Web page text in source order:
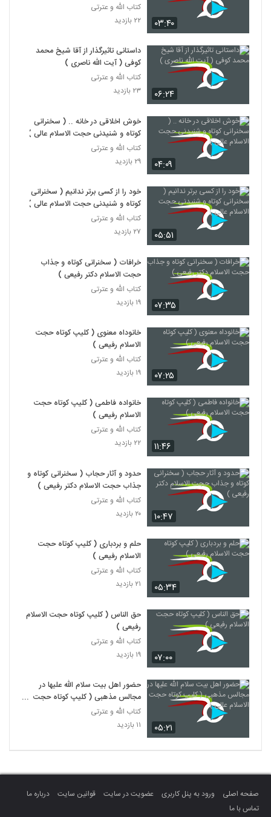
۰۳:۴۰
کتاب الله و عترتی
۲۲ بازدید
۰۶:۲۴
داستانی تاثیرگذار از آقا شیخ محمد
کوفی ( آیت الله ناصری )
کتاب الله و عترتی
۲۳ بازدید
۰۴:۰۹
خوش اخلاقی در خانه .. ( سخنرانی
کوتاه و شنیدنی حجت الاسلام عالی )
کتاب الله و عترتی
۲۹ بازدید
۰۵:۵۱
خود را از کسی برتر ندانیم ( سخنرانی
کوتاه و شنیدنی حجت الاسلام عالی )
کتاب الله و عترتی
۲۷ بازدید
۰۷:۳۵
خرافات ( سخنرانی کوتاه و جذاب
حجت الاسلام دکتر رفیعی )
کتاب الله و عترتی
۱۹ بازدید
۰۷:۲۵
خانوداه معنوی ( کلیپ کوتاه حجت
الاسلام رفیعی )
کتاب الله و عترتی
۱۹ بازدید
۱۱:۴۶
خانواده فاطمی ( کلیپ کوتاه حجت
الاسلام رفیعی )
کتاب الله و عترتی
۲۲ بازدید
۱۰:۴۷
حدود و آثار حجاب ( سخنرانی کوتاه و
جذاب حجت الاسلام دکتر رفیعی )
کتاب الله و عترتی
۲۰ بازدید
۰۵:۳۴
حلم و بردباری ( کلیپ کوتاه حجت
الاسلام رفیعی )
کتاب الله و عترتی
۲۱ بازدید
۰۷:۰۰
حق الناس ( کلیپ کوتاه حجت الاسلام
رفیعی )
کتاب الله و عترتی
۱۹ بازدید
۰۵:۲۱
حضور اهل بیت سلام الله علیها در
مجالس مذهبی ( کلیپ کوتاه حجت
الاسلام عالی )
کتاب الله و عترتی
۱۱ بازدید
صفحه اصلی ورود به پنل کاربری عضویت در سایت قوانین سایت
درباره ما
تماس با ما